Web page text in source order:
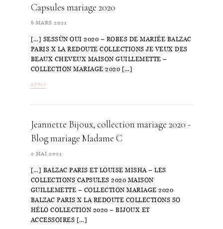
Capsules mariage 2020
6 MARS 2021
[…] SESSÙN OUI 2020 – ROBES DE MARIÉE BALZAC
PARIS X LA REDOUTE COLLECTIONS JE VEUX DES
BEAUX CHEVEUX MAISON GUILLEMETTE –
COLLECTION MARIAGE 2020 […]
REPLY
Jeannette Bijoux, collection mariage 2020 -
Blog mariage Madame C
2 MAI 2021
[…] BALZAC PARIS ET LOUISE MISHA – LES
COLLECTIONS CAPSULES 2020 MAISON
GUILLEMETTE – COLLECTION MARIAGE 2020
BALZAC PARIS X LA REDOUTE COLLECTIONS SO
HÉLO COLLECTION 2020 – BIJOUX ET
ACCESSOIRES […]